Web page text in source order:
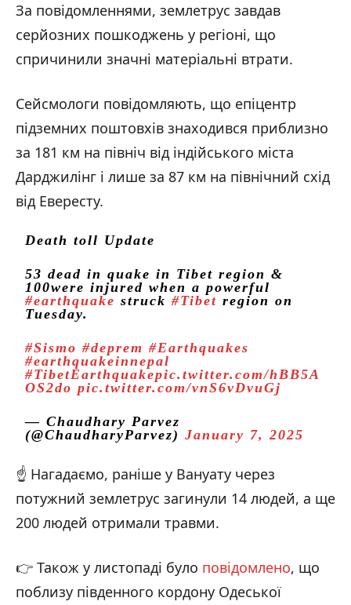
За повідомленнями, землетрус завдав
серйозних пошкоджень у регіоні, що
спричинили значні матеріальні втрати.
Сейсмологи повідомляють, що епіцентр
підземних поштовхів знаходився приблизно
за 181 км на північ від індійського міста
Дарджилінг і лише за 87 км на північний схід
від Евересту.
Death toll Update
53 dead in quake in Tibet region &
100were injured when a powerful
#earthquake struck#Tibet region on
Tuesday.
#Sismo #deprem #Earthquakes
#earthquakeinnepal
#TibetEarthquakepic.twitter.com/hBB5A
OS2do pic.twitter.com/vnS6vDvuGj
— Chaudhary Parvez
(@ChaudharyParvez)January 7, 2025
☝️ Нагадаємо, раніше у Вануату через
потужний землетрус загинули 14 людей, а ще
200 людей отримали травми.
👉 Також у листопаді було повідомлено, що
поблизу південного кордону Одеської